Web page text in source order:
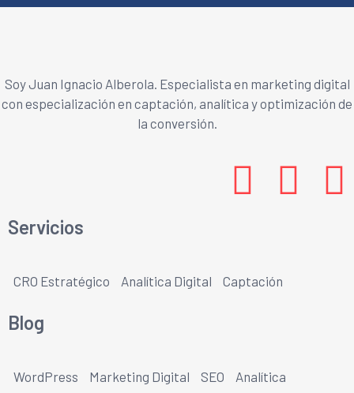
Soy Juan Ignacio Alberola. Especialista en marketing digital
con especialización en captación, analítica y optimización de
la conversión.
Servicios
CRO Estratégico Analítica Digital Captación
Blog
WordPress Marketing Digital SEO Analítica